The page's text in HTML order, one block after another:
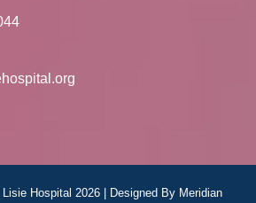
Hospital 2026 | Designed By Meridian